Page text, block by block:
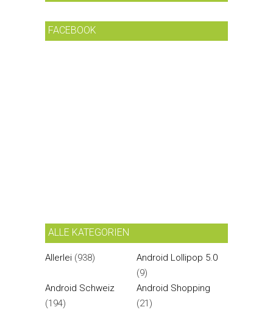
FACEBOOK
ALLE KATEGORIEN
Allerlei (938)
Android Lollipop 5.0
(9)
Android Schweiz
(194)
Android Shopping
(21)